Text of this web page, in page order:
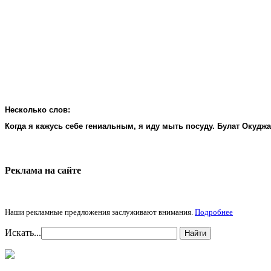
Несколько слов:
Когда я кажусь себе гениальным, я иду мыть посуду. Булат
Реклама на cайте
Наши рекламные предложения заслуживают внимания. Подробнее
Искать... Найти